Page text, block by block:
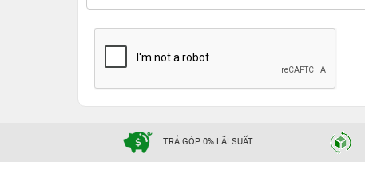
TRẢ GÓP 0% LÃI SUẤT